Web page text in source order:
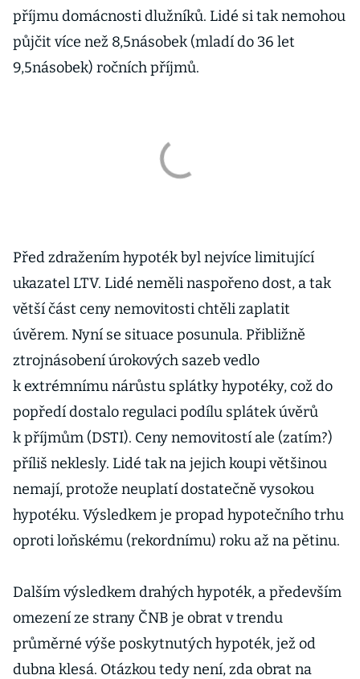
příjmu domácnosti dlužníků. Lidé si tak nemohou
půjčit více než 8,5násobek (mladí do 36 let
9,5násobek) ročních příjmů.
Před zdražením hypoték byl nejvíce limitující
ukazatel LTV. Lidé neměli naspořeno dost, a tak
větší část ceny nemovitosti chtěli zaplatit
úvěrem. Nyní se situace posunula. Přibližně
ztrojnásobení úrokových sazeb vedlo
k extrémnímu nárůstu splátky hypotéky, což do
popředí dostalo regulaci podílu splátek úvěrů
k příjmům (DSTI). Ceny nemovitostí ale (zatím?)
příliš neklesly. Lidé tak na jejich koupi většinou
nemají, protože neuplatí dostatečně vysokou
hypotéku. Výsledkem je propad hypotečního trhu
oproti loňskému (rekordnímu) roku až na pětinu.
Dalším výsledkem drahých hypoték, a především
omezení ze strany ČNB je obrat v trendu
průměrné výše poskytnutých hypoték, jež od
dubna klesá. Otázkou tedy není, zda obrat na